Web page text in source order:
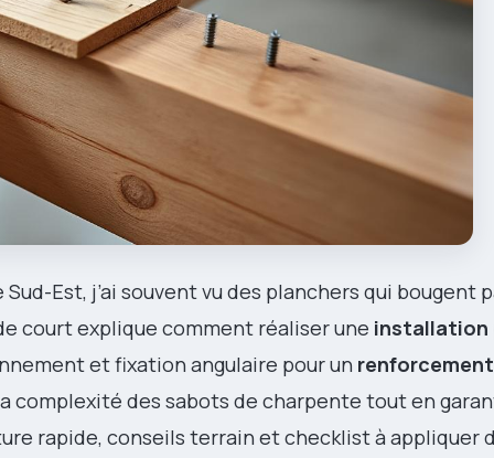
Est, j’ai souvent vu des planchers qui bougent
court explique comment réaliser une installation
et fixation angulaire pour un renforcement
complexité des sabots de charpente tout en
rapide, conseils terrain et checklist à appliquer